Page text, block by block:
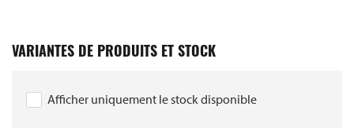
VARIANTES DE PRODUITS ET STOCK
Afficher uniquement le stock disponible